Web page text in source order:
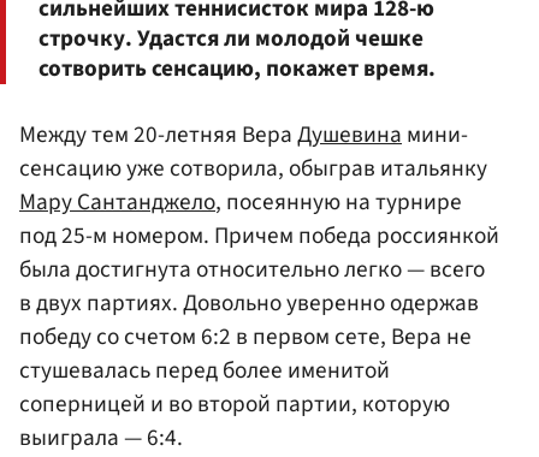
сильнейших теннисисток мира 128-ю
строчку. Удастся ли молодой чешке
сотворить сенсацию, покажет время.
Между тем 20-летняя ВераДушевинамини-
сенсацию уже сотворила, обыграв итальянку
Мару Сантанджело, посеянную на турнире
под 25-м номером. Причем победа россиянкой
была достигнута относительно легко — всего
в двух партиях. Довольно уверенно одержав
победу со счетом 6:2 в первом сете, Вера не
стушевалась перед более именитой
соперницей и во второй партии, которую
выиграла — 6:4.